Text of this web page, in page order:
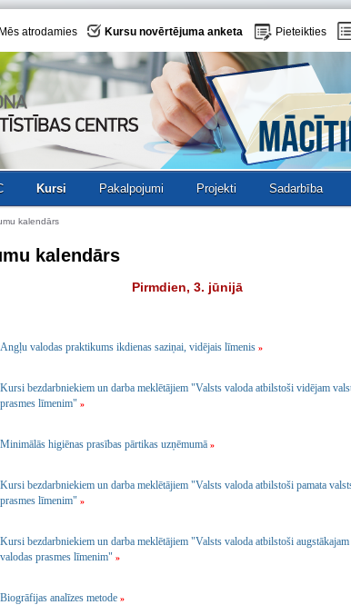
Mēs atrodamies Kursu novērtējuma anketa Pieteikties
Kursi Pakalpojumi Projekti Sadarbība
kalendārs
kalendārs
Pirmdien, 3. jūnijā
Angļu valodas praktikums ikdienas saziņai, vidējais līmenis »
Kursi bezdarbniekiem un darba meklētājiem "Valsts valoda atbilstoši vidējam
prasmes līmenim" »
Minimālās higiēnas prasības pārtikas uzņēmumā »
Kursi bezdarbniekiem un darba meklētājiem "Valsts valoda atbilstoši pamata
prasmes līmenim" »
Kursi bezdarbniekiem un darba meklētājiem "Valsts valoda atbilstoši
valodas prasmes līmenim" »
Biogrāfijas analīzes metode »